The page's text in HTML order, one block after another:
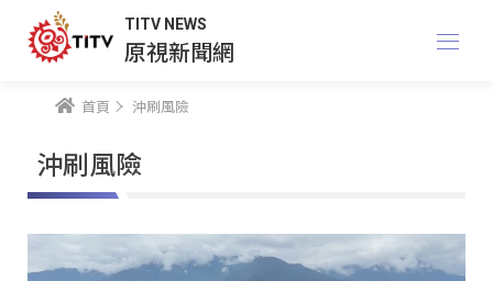
TITV NEWS
原視新聞網
首頁 沖刷風險
沖刷風險